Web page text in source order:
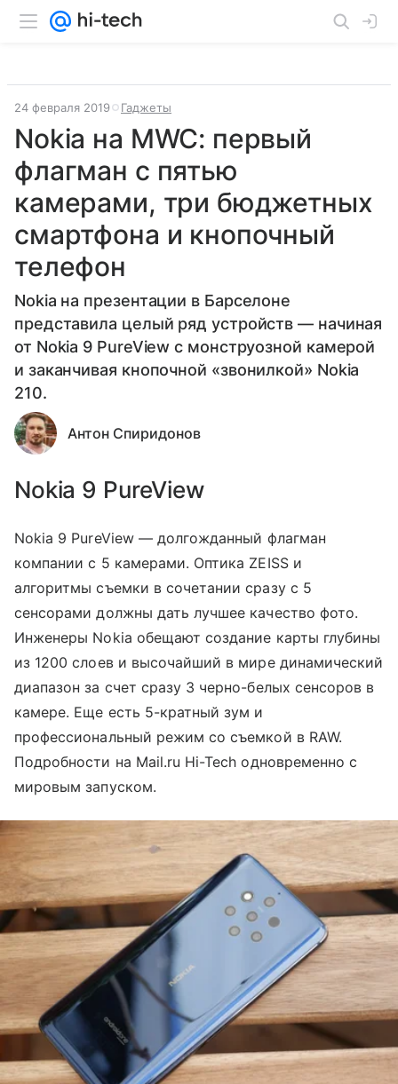
24 февраля 2019 Гаджеты
Nokia на MWC: первый
флагман с пятью
камерами, три бюджетных
смартфона и кнопочный
телефон
Nokia на презентации в Барселоне
представила целый ряд устройств — начиная
от Nokia 9 PureView с монструозной камерой
и заканчивая кнопочной «звонилкой» Nokia
210.
Антон Спиридонов
Nokia 9 PureView
Nokia 9 PureView — долгожданный флагман
компании с 5 камерами. Оптика ZEISS и
алгоритмы съемки в сочетании сразу с 5
сенсорами должны дать лучшее качество фото.
Инженеры Nokia обещают создание карты глубины
из 1200 слоев и высочайший в мире динамический
диапазон за счет сразу 3 черно-белых сенсоров в
камере. Еще есть 5-кратный зум и
профессиональный режим со съемкой в RAW.
Подробности на Mail.ru Hi-Tech одновременно с
мировым запуском.